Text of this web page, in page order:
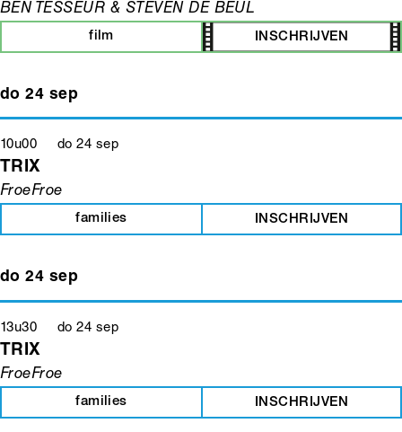
BEN TESSEUR & STEVEN DE BEUL
film INSCHRIJVEN
do 24 sep
10u00 do 24 sep
TRIX
FroeFroe
families INSCHRIJVEN
do 24 sep
13u30 do 24 sep
TRIX
FroeFroe
families INSCHRIJVEN